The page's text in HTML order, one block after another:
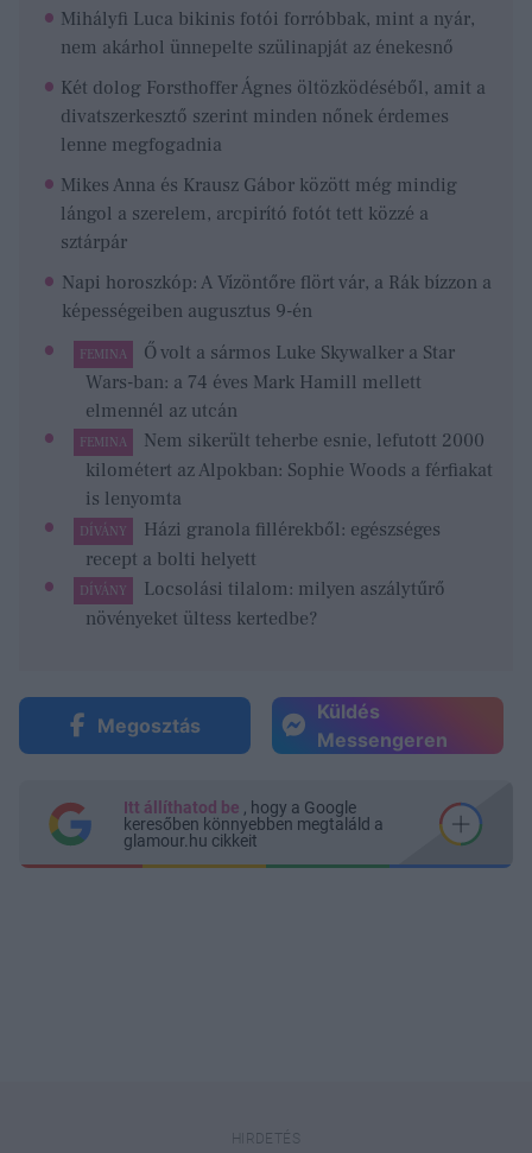
Mihályfi Luca bikinis fotói forróbbak, mint a nyár,
nem akárhol ünnepelte szülinapját az énekesnő
Két dolog Forsthoffer Ágnes öltözködéséből, amit a
divatszerkesztő szerint minden nőnek érdemes
lenne megfogadnia
Mikes Anna és Krausz Gábor között még mindig
lángol a szerelem, arcpirító fotót tett közzé a
sztárpár
Napi horoszkóp: A Vízöntőre flört vár, a Rák bízzon a
képességeiben augusztus 9-én
FEMINA
Ő volt a sármos Luke Skywalker a Star
Wars-ban: a 74 éves Mark Hamill mellett
elmennél az utcán
FEMINA
Nem sikerült teherbe esnie, lefutott 2000
kilométert az Alpokban: Sophie Woods a férfiakat
is lenyomta
DÍVÁNY
Házi granola fillérekből: egészséges
recept a bolti helyett
DÍVÁNY
Locsolási tilalom: milyen aszálytűrő
növényeket ültess kertedbe?
Megosztás
Küldés
Messengeren
Itt állíthatod be , hogy a Google
keresőben könnyebben megtaláld a
glamour.hu cikkeit